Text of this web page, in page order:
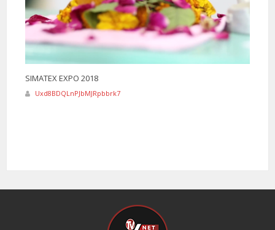
SIMATEX EXPO 2018
Uxd8BDQLnPJbMJRpbbrk7